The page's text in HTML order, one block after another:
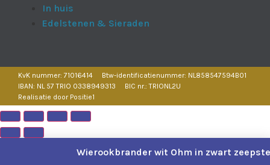
In huis
Edelstenen & Sieraden
KvK nummer: 71016414
Btw-identificatienummer: NL858547594B01
IBAN: NL 57 TRIO 0338949313
BIC nr.: TRIONL2U
Realisatie door Positie1
Wierookbrander wit Ohm in zwart